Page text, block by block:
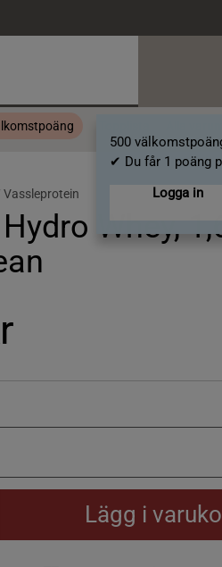
500
✔ Du får 1 poäng
Logga in
Vassleprotein
Whey,
Lägg i